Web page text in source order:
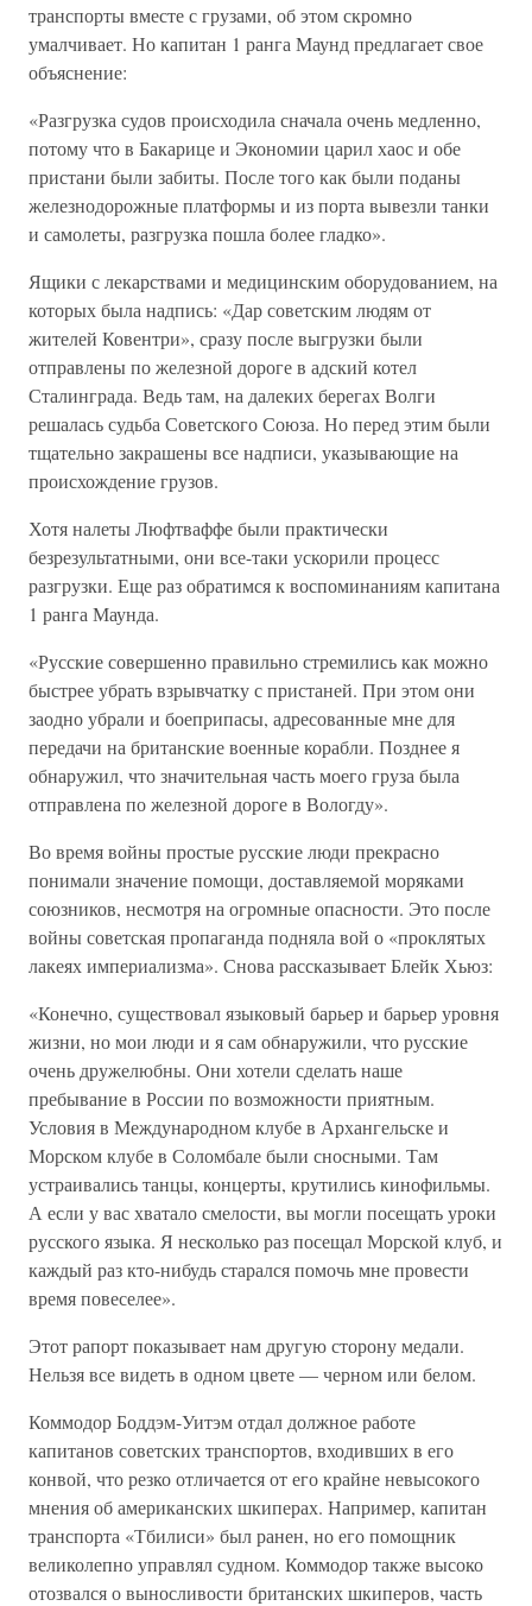
транспорты вместе с грузами, об этом скромно
умалчивает. Но капитан 1 ранга Маунд предлагает свое
объяснение:
«Разгрузка судов происходила сначала очень медленно,
потому что в Бакарице и Экономии царил хаос и обе
пристани были забиты. После того как были поданы
железнодорожные платформы и из порта вывезли танки
и самолеты, разгрузка пошла более гладко».
Ящики с лекарствами и медицинским оборудованием, на
которых была надпись: «Дар советским людям от
жителей Ковентри», сразу после выгрузки были
отправлены по железной дороге в адский котел
Сталинграда. Ведь там, на далеких берегах Волги
решалась судьба Советского Союза. Но перед этим были
тщательно закрашены все надписи, указывающие на
происхождение грузов.
Хотя налеты Люфтваффе были практически
безрезультатными, они все-таки ускорили процесс
разгрузки. Еще раз обратимся к воспоминаниям капитана
1 ранга Маунда.
«Русские совершенно правильно стремились как можно
быстрее убрать взрывчатку с пристаней. При этом они
заодно убрали и боеприпасы, адресованные мне для
передачи на британские военные корабли. Позднее я
обнаружил, что значительная часть моего груза была
отправлена по железной дороге в Вологду».
Во время войны простые русские люди прекрасно
понимали значение помощи, доставляемой моряками
союзников, несмотря на огромные опасности. Это после
войны советская пропаганда подняла вой о «проклятых
лакеях империализма». Снова рассказывает Блейк Хьюз:
«Конечно, существовал языковый барьер и барьер уровня
жизни, но мои люди и я сам обнаружили, что русские
очень дружелюбны. Они хотели сделать наше
пребывание в России по возможности приятным.
Условия в Международном клубе в Архангельске и
Морском клубе в Соломбале были сносными. Там
устраивались танцы, концерты, крутились кинофильмы.
А если у вас хватало смелости, вы могли посещать уроки
русского языка. Я несколько раз посещал Морской клуб, и
каждый раз кто-нибудь старался помочь мне провести
время повеселее».
Этот рапорт показывает нам другую сторону медали.
Нельзя все видеть в одном цвете — черном или белом.
Коммодор Боддэм-Уитэм отдал должное работе
капитанов советских транспортов, входивших в его
конвой, что резко отличается от его крайне невысокого
мнения об американских шкиперах. Например, капитан
транспорта «Тбилиси» был ранен, но его помощник
великолепно управлял судном. Коммодор также высоко
отозвался о выносливости британских шкиперов, часть